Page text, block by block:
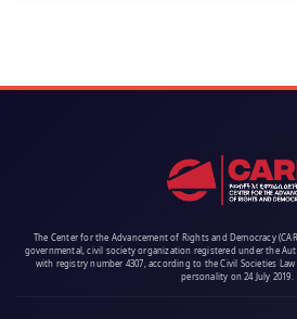
The Center for the Advancement of Rights and Democracy
governmental, civil society organization registered under the
with registry number 4307, according to the Civil Societies Law
personality on 24 July 2019.